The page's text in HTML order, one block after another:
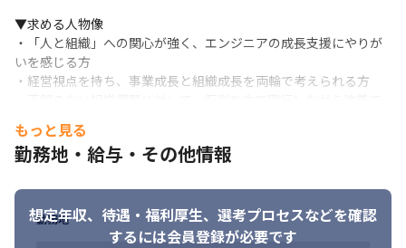
ックの仕組み化）
・プロダクトへ主体的に価値提案できる組織文化の醸成
■組織マネジメント
・事業戦略に基づく最適なリソースマネジメント（人員配置、チ
ームビルディング）
■開発プロセス・品質管理
・組織横断での開発プロセスの標準化（スプリント運営、レビュ
▼求める人物像
・「人と組織」への関心が強く、エンジニアの成長支援にやりが
いを感じる方
・経営視点を持ち、事業成長と組織成長を両輪で考えられる方
・ステークホルダーと信頼関係を築き、組織を巻き込んで推進で
きる方
とを楽しめる方
もっと見る
勤務地・給与・その他情報
想定年収、待遇・福利厚生、 選考プロセスなどを確認
するには会員登録が必要です
勤務地